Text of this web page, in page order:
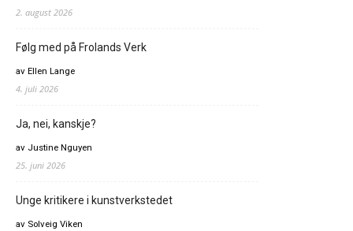
2. august 2026
Følg med på Frolands Verk
av Ellen Lange
4. juli 2026
Ja, nei, kanskje?
av Justine Nguyen
25. juni 2026
Unge kritikere i kunstverkstedet
av Solveig Viken